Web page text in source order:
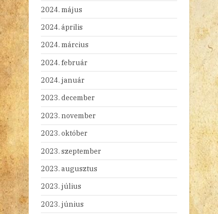
2024. május
2024. április
2024. március
2024. február
2024. január
2023. december
2023. november
2023. október
2023. szeptember
2023. augusztus
2023. július
2023. június